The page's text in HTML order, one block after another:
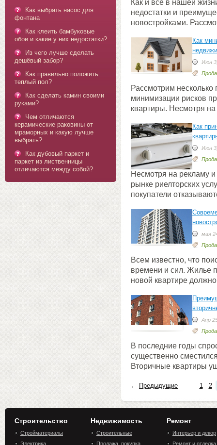
Как выбрать насос для
фонтана
Как клеить бамбуковые
обои и какие у них недостатки?
Из чего лучше сделать
дешёвый забор?
Как правильно положить
теплый пол?
Как сделать камин своими
руками?
Чем отличаются
керамические раковины от
мраморных и какую лучше
выбрать?
Как дубовый паркет и
паркет из лиственницы
отличаются между собой?
Как и все в нашей
недостатки и
новостройками.
Как
Июн
Рассмотрим
минимизации рисков
квартиры. Несмотря
Как
Июн
Несмотря на рекламу
рынке риелторских
покупатели
мая
Всем известно, что
времени и сил. Жилье
новой квартире должно
Апр
В последние годы
существенно
Вторичные квартиры
← Предыдущие 1 2
Строительство
Стройматериалы
Электрика
Недвижимость
Строительные
компании
Продажа, покупка,
Ремонт
Интерьер и декор
квартиры
Ремонт и отделка